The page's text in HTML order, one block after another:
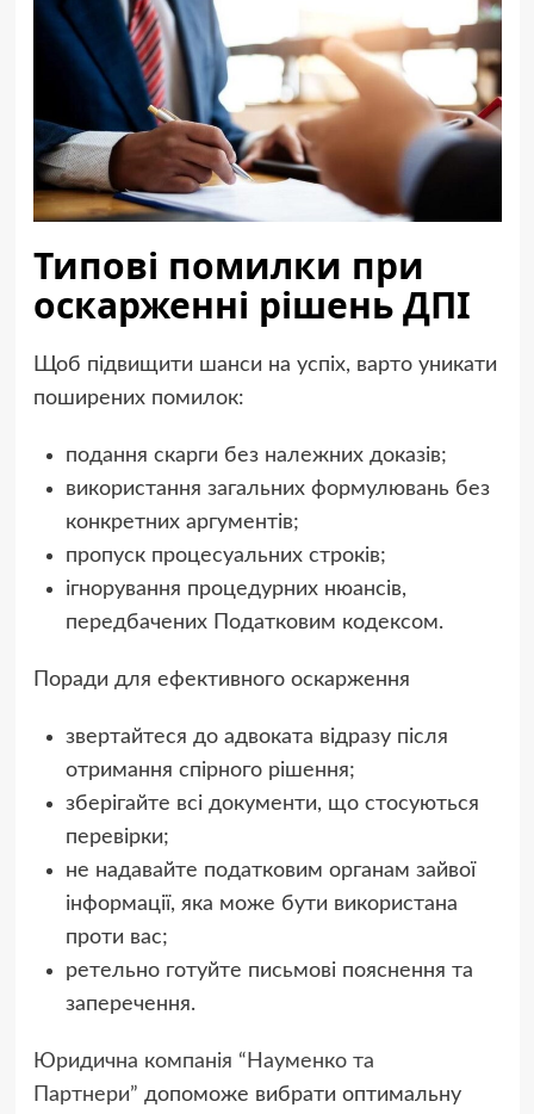
Типові помилки при
оскарженні рішень ДПІ
Щоб підвищити шанси на успіх, варто уникати
поширених помилок:
подання скарги без належних доказів;
використання загальних формулювань без
конкретних аргументів;
пропуск процесуальних строків;
ігнорування процедурних нюансів,
передбачених Податковим кодексом.
Поради для ефективного оскарження
звертайтеся до адвоката відразу після
отримання спірного рішення;
зберігайте всі документи, що стосуються
перевірки;
не надавайте податковим органам зайвої
інформації, яка може бути використана
проти вас;
ретельно готуйте письмові пояснення та
заперечення.
Юридична компанія “Науменко та
Партнери” допоможе вибрати оптимальну